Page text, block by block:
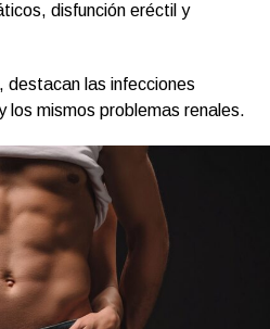
disfunción eréctil y
destacan las infecciones
los mismos problemas renales.